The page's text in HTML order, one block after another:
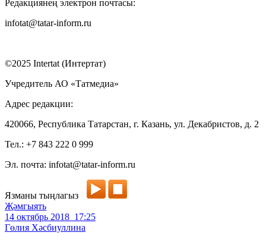
Редакциянең электрон почтасы:
infotat@tatar-inform.ru
©2025 Intertat (Интертат)
Учредитель АО «Татмедиа»
Адрес редакции:
420066, Республика Татарстан, г. Казань, ул. Декабристов, д. 2
Тел.: +7 843 222 0 999
Эл. почта: infotat@tatar-inform.ru
Язманы тыңлагыз
Җәмгыять
14 октябрь 2018 17:25
Гөлия Хәсбиуллина